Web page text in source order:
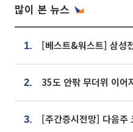
많이 본 뉴스
1.
2.
3.